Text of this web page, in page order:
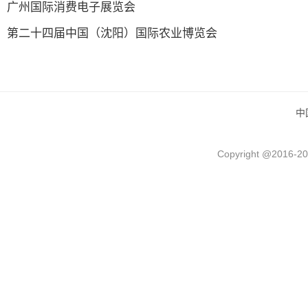
广州国际消费电子展览会
第二十四届中国（沈阳）国际农业博览会
中
Copyright @2016-